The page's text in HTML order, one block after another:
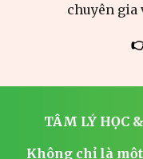
chuyên gia
TÂM LÝ HỌC
Không chỉ là